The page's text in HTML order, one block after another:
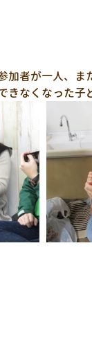
加者が一人、
きなくなった子